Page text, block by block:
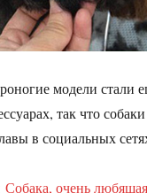
модели стали
так что
в социальных
Собака, очень